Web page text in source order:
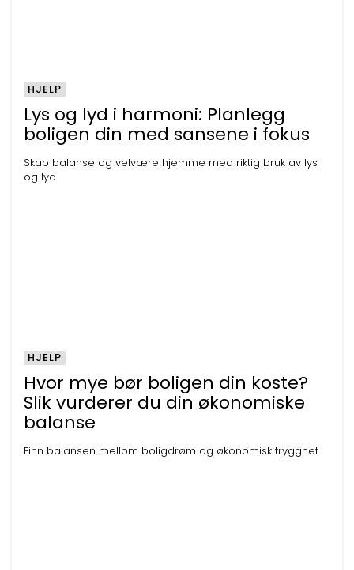
Lys og lyd i harmoni: Planlegg
boligen din med sansene i fokus
Skap balanse og velvære hjemme med riktig bruk av lys
og lyd
HJELP
Hvor mye bør boligen din koste?
Slik vurderer du din økonomiske
balanse
Finn balansen mellom boligdrøm og økonomisk trygghet
HJELP